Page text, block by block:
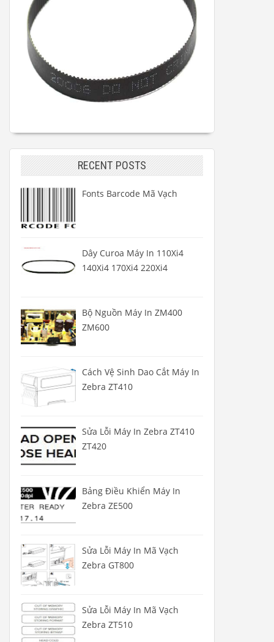
RECENT POSTS
Fonts Barcode Mã Vạch
Dây Curoa Máy In 110Xi4
140Xi4 170Xi4 220Xi4
Bộ Nguồn Máy In ZM400
ZM600
Cách Vệ Sinh Dao Cắt Máy In
Zebra ZT410
Sửa Lỗi Máy In Zebra ZT410
ZT420
Bảng Điều Khiển Máy In
Zebra ZE500
Sửa Lỗi Máy In Mã Vạch
Zebra GT800
Sửa Lỗi Máy In Mã Vạch
Zebra ZT510